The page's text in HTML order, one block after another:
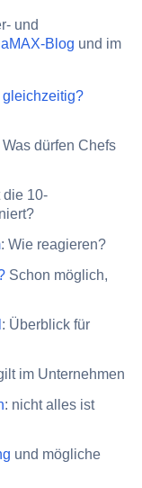
und
Blog und im
Was dürfen Chefs
die 10-
: Wie reagieren?
Schon möglich,
: Überblick für
im Unternehmen
: nicht alles ist
und mögliche